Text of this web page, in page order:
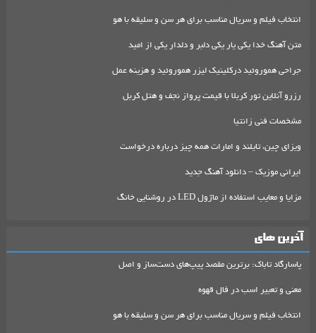
انتخاب فیلم و سریال مناسب برای هر سن و سلیقه با هو
متن آهنگ خدا یکی یار یکی دلبر و دلدار یکی از امید
جراحی هموروئید درکلینیک لیزر هموروئید و هزینه عمل
رزرو آنلاین تور کربلا با قیمت پرواز نجف و هتل کربل
مشخصات فنی زانتیا
ویزای چین، تایلند و امارات همه چیز درباره درخواست
ایرانی موزیک – دانلود آهنگ جدید
مزایا و معایب استفاده از ماژول LED در روشنایی خانگ
آخرین های
پاسارگاد تاباک: برترین مقصد پیپ‌های دست‌ساز و اصل
معنی و تعبیر اسب در فال قهوه
انتخاب فیلم و سریال مناسب برای هر سن و سلیقه با هو